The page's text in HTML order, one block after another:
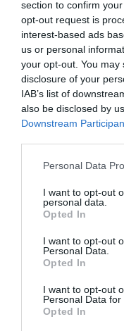
section to confirm
opt-out request is
interest-based ads
us or personal
your opt-out. You
disclosure of your
IAB’s list of
also be disclosed by
Downstream
Please note that this
not limited to your
grant or deny
use your data for
consent section.
Personal Data
I want to opt-out
personal data.
Opted In
I want to opt-out
Personal Data.
Opted In
I want to opt-out
Personal Data for
Opted In
Az Erste is lépett,